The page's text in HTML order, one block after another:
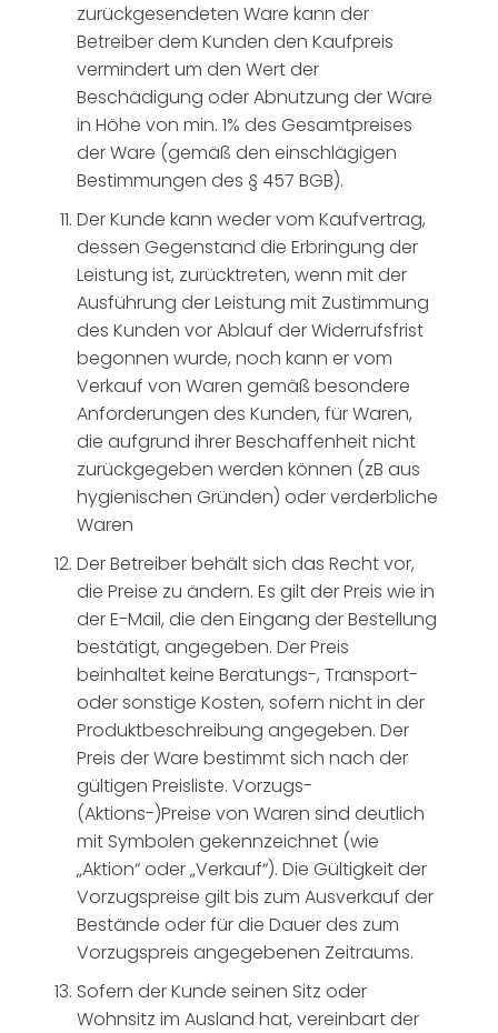
zurückgesendeten Ware kann der
Betreiber dem Kunden den Kaufpreis
vermindert um den Wert der
Beschädigung oder Abnutzung der Ware
in Höhe von min. 1% des Gesamtpreises
der Ware (gemäß den einschlägigen
Bestimmungen des § 457 BGB).
Der Kunde kann weder vom Kaufvertrag,
dessen Gegenstand die Erbringung der
Leistung ist, zurücktreten, wenn mit der
Ausführung der Leistung mit Zustimmung
des Kunden vor Ablauf der Widerrufsfrist
begonnen wurde, noch kann er vom
Verkauf von Waren gemäß besondere
Anforderungen des Kunden, für Waren,
die aufgrund ihrer Beschaffenheit nicht
zurückgegeben werden können (zB aus
hygienischen Gründen) oder verderbliche
Waren
Der Betreiber behält sich das Recht vor,
die Preise zu ändern. Es gilt der Preis wie in
der E-Mail, die den Eingang der Bestellung
bestätigt, angegeben. Der Preis
beinhaltet keine Beratungs-, Transport-
oder sonstige Kosten, sofern nicht in der
Produktbeschreibung angegeben. Der
Preis der Ware bestimmt sich nach der
gültigen Preisliste. Vorzugs-
(Aktions-)Preise von Waren sind deutlich
mit Symbolen gekennzeichnet (wie
„Aktion“ oder „Verkauf“). Die Gültigkeit der
Vorzugspreise gilt bis zum Ausverkauf der
Bestände oder für die Dauer des zum
Vorzugspreis angegebenen Zeitraums.
Sofern der Kunde seinen Sitz oder
Wohnsitz im Ausland hat, vereinbart der